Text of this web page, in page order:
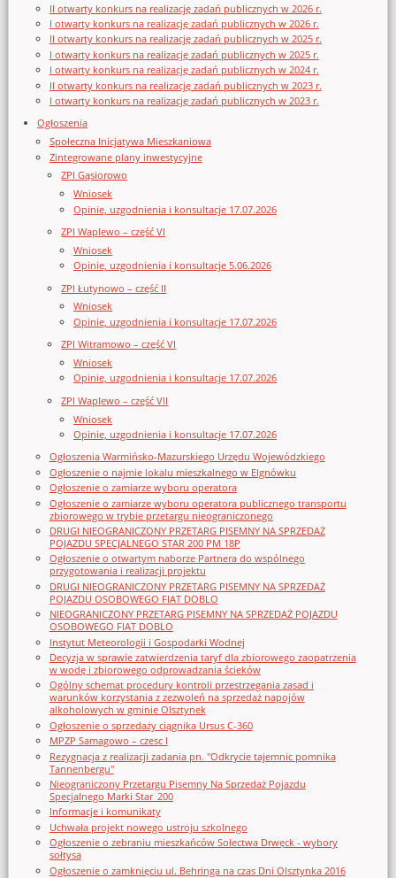
II otwarty konkurs na realizację zadań publicznych w 2026 r.
I otwarty konkurs na realizację zadań publicznych w 2026 r.
II otwarty konkurs na realizację zadań publicznych w 2025 r.
I otwarty konkurs na realizację zadań publicznych w 2025 r.
I otwarty konkurs na realizację zadań publicznych w 2024 r.
II otwarty konkurs na realizację zadań publicznych w 2023 r.
I otwarty konkurs na realizację zadań publicznych w 2023 r.
Ogłoszenia
Społeczna Inicjatywa Mieszkaniowa
Zintegrowane plany inwestycyjne
ZPI Gąsiorowo
Wniosek
Opinie, uzgodnienia i konsultacje 17.07.2026
ZPI Waplewo – część VI
Wniosek
Opinie, uzgodnienia i konsultacje 5.06.2026
ZPI Łutynowo – część II
Wniosek
Opinie, uzgodnienia i konsultacje 17.07.2026
ZPI Witramowo – część VI
Wniosek
Opinie, uzgodnienia i konsultacje 17.07.2026
ZPI Waplewo – część VII
Wniosek
Opinie, uzgodnienia i konsultacje 17.07.2026
Ogłoszenia Warmińsko-Mazurskiego Urzędu Wojewódzkiego
Ogłoszenie o najmie lokalu mieszkalnego w Elgnówku
Ogłoszenie o zamiarze wyboru operatora
Ogłoszenie o zamiarze wyboru operatora publicznego transportu
zbiorowego w trybie przetargu nieograniczonego
DRUGI NIEOGRANICZONY PRZETARG PISEMNY NA SPRZEDAŻ
POJAZDU SPECJALNEGO STAR 200 PM 18P
Ogłoszenie o otwartym naborze Partnera do wspólnego
przygotowania i realizacji projektu
DRUGI NIEOGRANICZONY PRZETARG PISEMNY NA SPRZEDAŻ
POJAZDU OSOBOWEGO FIAT DOBLO
NIEOGRANICZONY PRZETARG PISEMNY NA SPRZEDAŻ POJAZDU
OSOBOWEGO FIAT DOBLO
Instytut Meteorologii i Gospodarki Wodnej
Decyzja w sprawie zatwierdzenia taryf dla zbiorowego zaopatrzenia
w wodę i zbiorowego odprowadzania ścieków
Ogólny schemat procedury kontroli przestrzegania zasad i
warunków korzystania z zezwoleń na sprzedaż napojów
alkoholowych w gminie Olsztynek
Ogłoszenie o sprzedaży ciągnika Ursus C-360
MPZP Samagowo – czesc I
Rezygnacja z realizacji zadania pn. "Odkrycie tajemnic pomnika
Tannenbergu"
Nieograniczony Przetargu Pisemny Na Sprzedaż Pojazdu
Specjalnego Marki Star_200
Informacje i komunikaty
Uchwała projekt nowego ustroju szkolnego
Ogłoszenie o zebraniu mieszkańców Sołectwa Drwęck - wybory
sołtysa
Ogłoszenie o zamknięciu ul. Behringa na czas Dni Olsztynka 2016